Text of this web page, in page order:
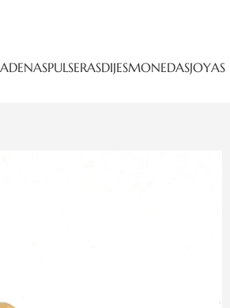
PULSERASDIJESMONEDASJOYAS